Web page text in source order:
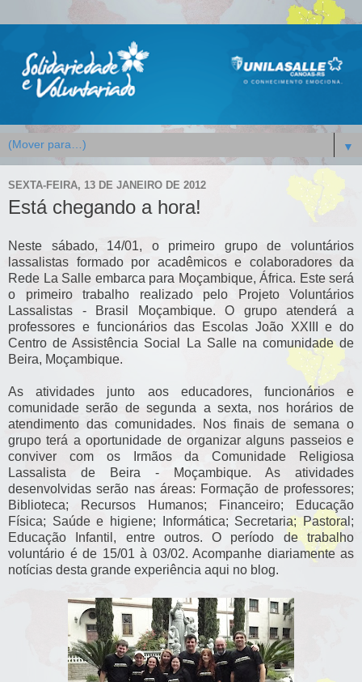
▼
SEXTA-FEIRA, 13 DE JANEIRO DE 2012
Está chegando a hora!
Neste sábado, 14/01, o primeiro grupo de voluntários
lassalistas formado por acadêmicos e colaboradores da
Rede La Salle embarca para Moçambique, África. Este será
o primeiro trabalho realizado pelo Projeto Voluntários
Lassalistas - Brasil Moçambique. O grupo atenderá a
professores e funcionários das Escolas João XXIII e do
Centro de Assistência Social La Salle na comunidade de
Beira, Moçambique.
As atividades junto aos educadores, funcionários e
comunidade serão de segunda a sexta, nos horários de
atendimento das comunidades. Nos finais de semana o
grupo terá a oportunidade de organizar alguns passeios e
conviver com os Irmãos da Comunidade Religiosa
Lassalista de Beira - Moçambique. As atividades
desenvolvidas serão nas áreas: Formação de professores;
Biblioteca; Recursos Humanos; Financeiro; Educação
Física; Saúde e higiene; Informática; Secretaria; Pastoral;
Educação Infantil, entre outros. O período de trabalho
voluntário é de 15/01 à 03/02. Acompanhe diariamente as
notícias desta grande experiência aqui no blog.